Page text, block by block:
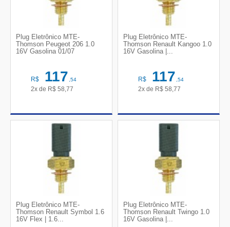
Plug Eletrônico MTE-
Thomson Peugeot 206 1.0
16V Gasolina 01/07
R$ 117,54
2x de R$ 58,77
Plug Eletrônico MTE-
Thomson Renault Kangoo 1.0
16V Gasolina |...
R$ 117,54
2x de R$ 58,77
Plug Eletrônico MTE-
Thomson Renault Symbol 1.6
16V Flex | 1.6...
Plug Eletrônico MTE-
Thomson Renault Twingo 1.0
16V Gasolina |...